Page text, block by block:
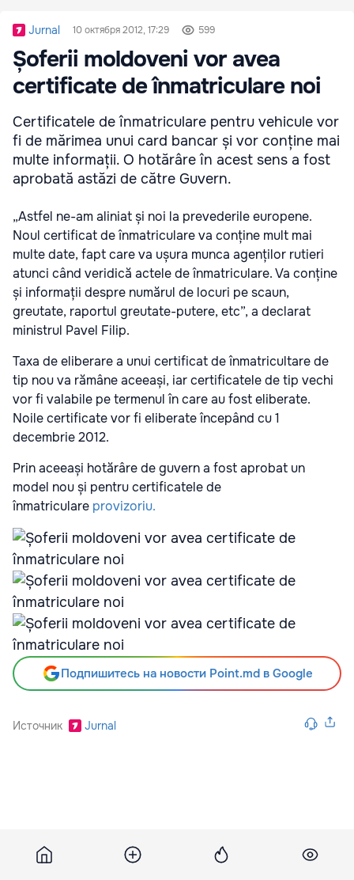
Jurnal 10 октября 2012, 17:29 599
Șoferii moldoveni vor avea
certificate de înmatriculare noi
Certificatele de înmatriculare pentru vehicule vor
fi de mărimea unui card bancar și vor conține mai
multe informații. O hotărâre în acest sens a fost
aprobată astăzi de către Guvern.
„Astfel ne-am aliniat și noi la prevederile europene.
Noul certificat de înmatriculare va conține mult mai
multe date, fapt care va ușura munca agenților rutieri
atunci când veridică actele de înmatriculare. Va conține
și informații despre numărul de locuri pe scaun,
greutate, raportul greutate-putere, etc”, a declarat
ministrul Pavel Filip.
Taxa de eliberare a unui certificat de înmatricultare de
tip nou va rămâne aceeași, iar certificatele de tip vechi
vor fi valabile pe termenul în care au fost eliberate.
Noile certificate vor fi eliberate începând cu 1
decembrie 2012.
Prin aceeași hotărâre de guvern a fost aprobat un
model nou și pentru certificatele de
înmatriculare provizoriu.
Подпишитесь на новости Point.md в Google
Источник Jurnal